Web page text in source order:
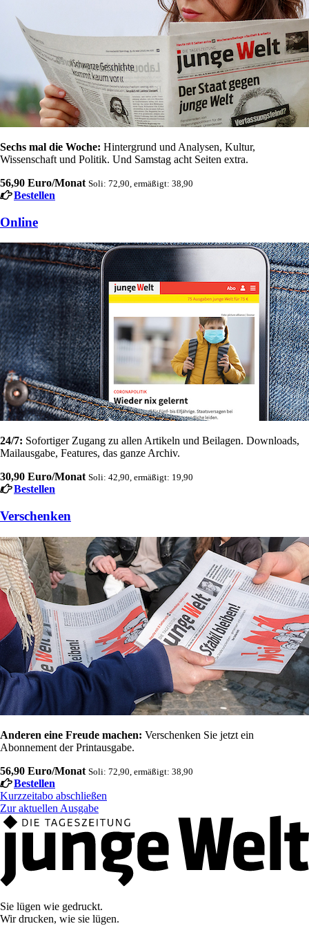
Sechs mal die Woche: Hintergrund und Analysen, Kultur,
Wissenschaft und Politik. Und Samstag acht Seiten extra.
56,90 Euro/Monat Soli: 72,90, ermäßigt: 38,90
Bestellen
Online
24/7: Sofortiger Zugang zu allen Artikeln und Beilagen. Downloads,
Mailausgabe, Features, das ganze Archiv.
30,90 Euro/Monat Soli: 42,90, ermäßigt: 19,90
Bestellen
Verschenken
Anderen eine Freude machen: Verschenken Sie jetzt ein
Abonnement der Printausgabe.
56,90 Euro/Monat Soli: 72,90, ermäßigt: 38,90
Bestellen
Kurzzeitabo abschließen
Zur aktuellen Ausgabe
Sie lügen wie gedruckt.
Wir drucken, wie sie lügen.